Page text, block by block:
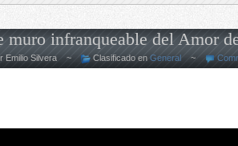
muro infranqueable del Amor
Emilio Silvera ~ Clasificado en General ~